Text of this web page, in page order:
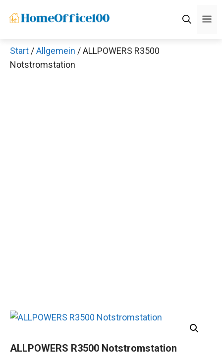
Inhalt
Start /Allgemein / ALLPOWERS R3500
Notstromstation
ALLPOWERS R3500 Notstromstation